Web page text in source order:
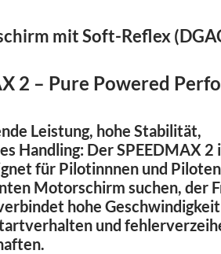
mit Soft-Reflex
2 – Pure Powered
Leistung, hohe Stabilität,
Handling: Der SPEEDMAX 2
für Pilotinnnen und
Motorschirm suchen, der
hohe
und